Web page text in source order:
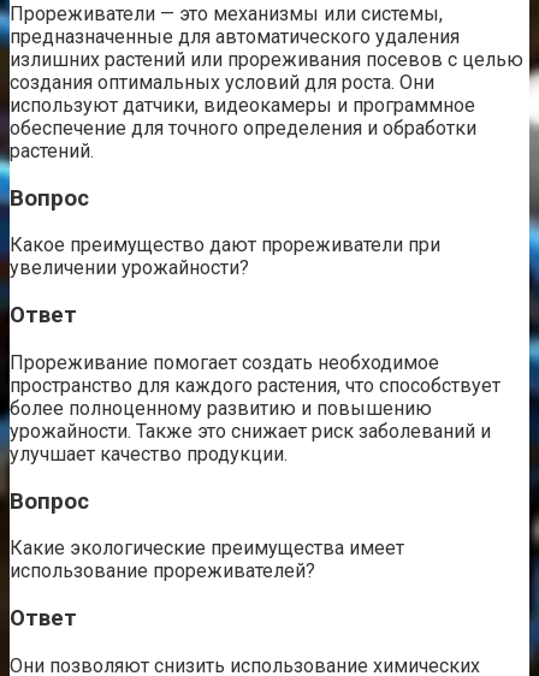
Прореживатели — это механизмы или системы,
предназначенные для автоматического удаления
излишних растений или прореживания посевов с целью
создания оптимальных условий для роста. Они
используют датчики, видеокамеры и программное
обеспечение для точного определения и обработки
растений.
Вопрос
Какое преимущество дают прореживатели при
увеличении урожайности?
Ответ
Прореживание помогает создать необходимое
пространство для каждого растения, что способствует
более полноценному развитию и повышению
урожайности. Также это снижает риск заболеваний и
улучшает качество продукции.
Вопрос
Какие экологические преимущества имеет
использование прореживателей?
Ответ
Они позволяют снизить использование химических